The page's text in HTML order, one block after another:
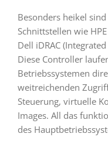
Besonders heikel
Schnittstellen wie
Dell iDRAC
Diese Controller
Betriebssystemen
weitreichenden
Steuerung, virtuelle
Images. All das
des